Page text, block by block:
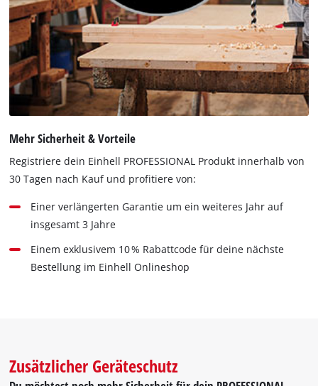
Mehr Sicherheit & Vorteile
Registriere dein Einhell PROFESSIONAL Produkt innerhalb von
30 Tagen nach Kauf und profitiere von:
Einer verlängerten Garantie um ein weiteres Jahr auf
insgesamt 3 Jahre
Einem exklusivem 10 % Rabattcode für deine nächste
Bestellung im Einhell Onlineshop
Zusätzlicher Geräteschutz